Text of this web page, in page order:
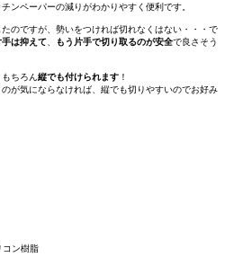
ンペーパーの減りがわかりやすく便利です。
のですが、勢いをつければ切れなくはない・・・で
手は抑えて もう片手で切り取るのが安全で良さそう
ちろん縦でも付けられます ！
が気にならなければ、縦でも切りやすいのでお好み
コン樹脂